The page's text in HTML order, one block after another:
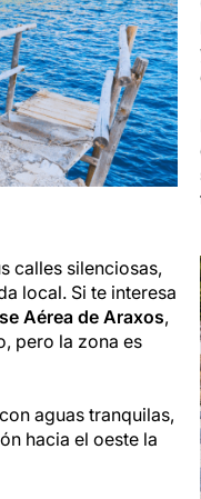
calles silenciosas,
local. Si te interesa
Aérea de Araxos,
pero la zona es
aguas tranquilas,
hacia el oeste la